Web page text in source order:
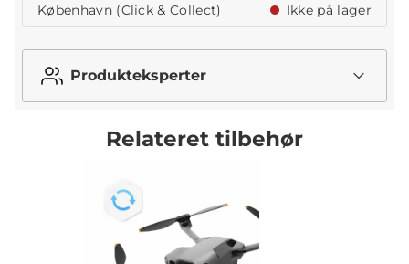
København (Click & Collect)
Ikke på lager
Produkteksperter
Relateret tilbehør